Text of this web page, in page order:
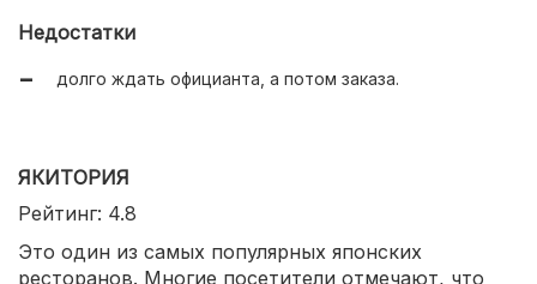
Недостатки
долго ждать официанта, а потом заказа.
ЯКИТОРИЯ
Рейтинг: 4.8
Это один из самых популярных японских
ресторанов. Многие посетители отмечают, что